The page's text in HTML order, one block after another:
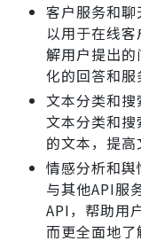
客户服务和
以用于在线
解用户提出
化的回答和服
文本分类和
文本分类和
的文本，提高
情感分析和
与其他API服
API，帮助用
而更全面地了